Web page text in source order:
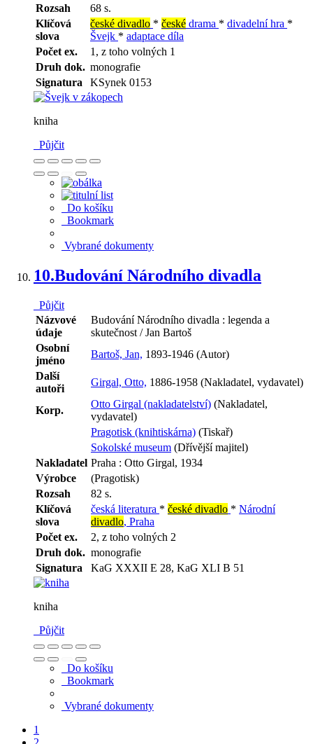
Rozsah
68 s.
Klíčová
slova
české divadlo * české drama * divadelní hra *
Švejk * adaptace díla
Počet ex.
1, z toho volných 1
Druh dok. monografie
Signatura
KSynek 0153
kniha
Půjčit
Do košíku
Bookmark
Vybrané dokumenty
10.Budování Národního divadla
Půjčit
Názvové
údaje
Budování Národního divadla : legenda a
skutečnost / Jan Bartoš
Osobní
jméno
Bartoš, Jan, 1893-1946 (Autor)
Další
autoři
Girgal, Otto, 1886-1958 (Nakladatel, vydavatel)
Korp.
Otto Girgal (nakladatelství) (Nakladatel,
vydavatel)
Pragotisk (knihtiskárna) (Tiskař)
Sokolské museum (Dřívější majitel)
Nakladatel Praha : Otto Girgal, 1934
Výrobce
(Pragotisk)
Rozsah
82 s.
Klíčová
slova
česká literatura * české divadlo * Národní
divadlo, Praha
Počet ex.
2, z toho volných 2
Druh dok. monografie
Signatura
KaG XXXII E 28, KaG XLI B 51
kniha
Půjčit
Do košíku
Bookmark
Vybrané dokumenty
1